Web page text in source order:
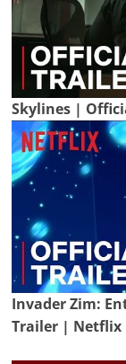
Skylines |
Invader Zim:
Trailer | Netflix